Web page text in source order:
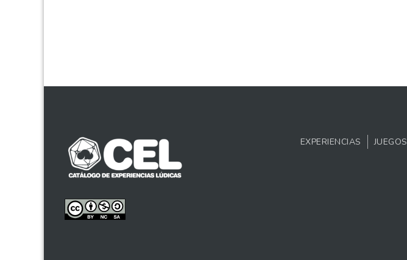
EXPERIENCIAS JUEGOS